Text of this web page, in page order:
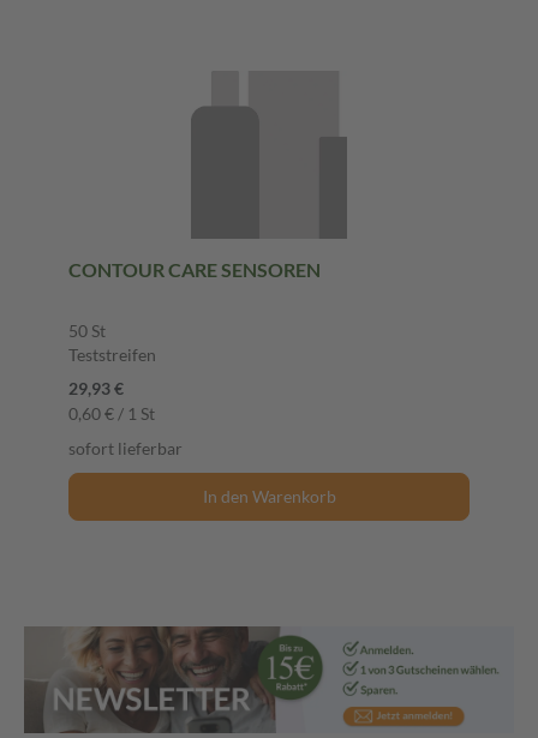
CONTOUR CARE SENSOREN
50 St
Teststreifen
29,93 €
0,60 € / 1 St
sofort lieferbar
In den Warenkorb